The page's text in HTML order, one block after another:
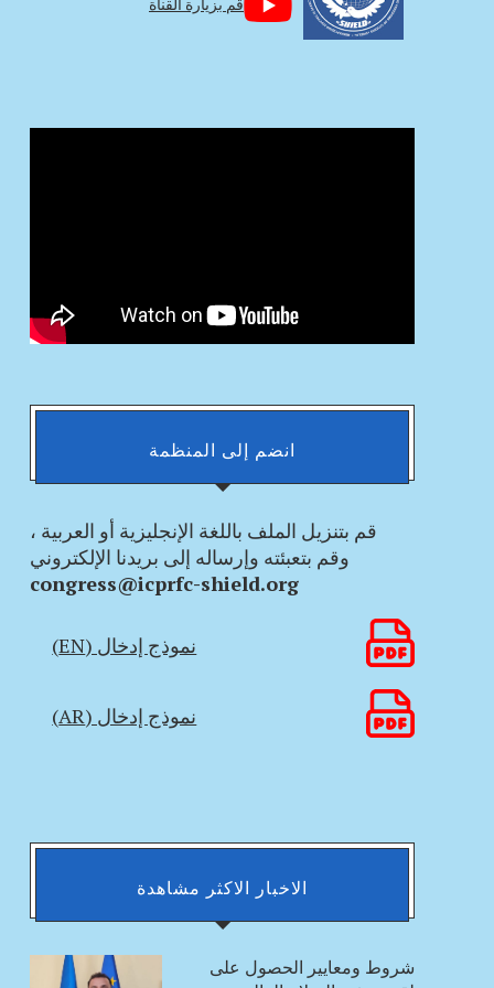
انضم إلى المنظمة
قم بتنزيل الملف باللغة الإنجليزية أو العربية ،
وقم بتعبئته وإرساله إلى بريدنا الإلكتروني
congress@icprfc-shield.org
نموذج إدخال (EN)
نموذج إدخال (AR)
الاخبار الاكثر مشاهدة
شروط ومعايير الحصول على